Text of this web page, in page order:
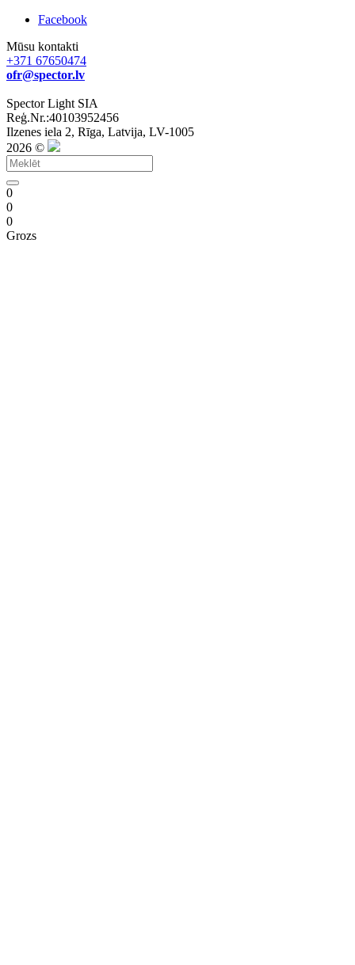
Facebook
Mūsu kontakti
+371 67650474
ofr@spector.lv
Spector Light SIA
Reģ.Nr.:40103952456
Ilzenes iela 2, Rīga, Latvija, LV-1005
2026 ©
0
0
0
Grozs